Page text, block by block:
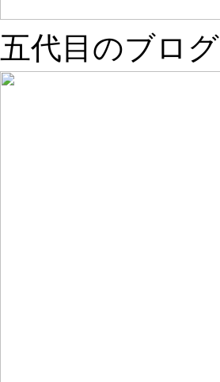
五代目のブログ